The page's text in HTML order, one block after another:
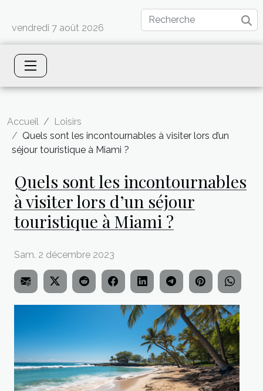
vendredi 7 août 2026
Accueil
Loisirs
Quels sont les incontournables à visiter lors d’un
séjour touristique à Miami ?
Quels sont les incontournables
à visiter lors d’un séjour
touristique à Miami ?
Sam. 2 décembre 2023